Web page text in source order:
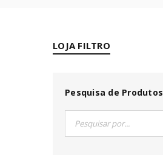
LOJA FILTRO
Pesquisa de Produtos